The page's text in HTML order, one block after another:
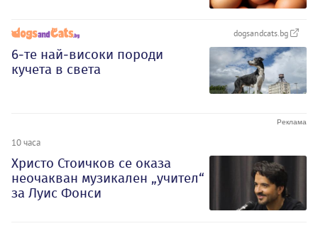
dogsandcats.bg
6-те най-високи породи
кучета в света
10 часа
Христо Стоичков се оказа
неочакван музикален „учител“
за Луис Фонси